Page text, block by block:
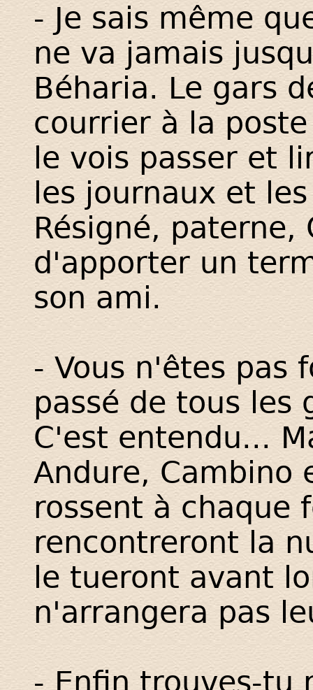
- Je sais même
ne va jamais
Béharia. Le gars
courrier à la
le vois passer et
les journaux et
Résigné, paterne,
d'apporter un
son ami.
- Vous n'êtes pas
passé de tous les
C'est entendu...
Andure, Cambino
rossent à chaque
rencontreront la
le tueront avant
n'arrangera pas
- Enfin trouves-tu